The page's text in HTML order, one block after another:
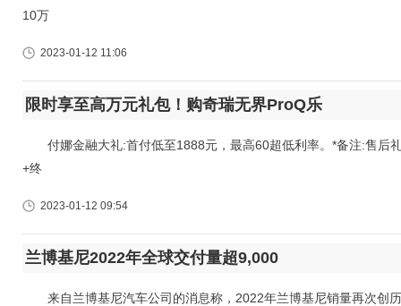
10万
2023-01-12 11:06
限时享至高万元礼包！购奇瑞无界ProQ乐
付娜金融大礼:首付低至1888元，最高60超低利率。*备注:售后
+终
2023-01-12 09:54
兰博基尼2022年全球交付量超9,000
来自兰博基尼汽车公司的消息称，2022年兰博基尼销量再次创